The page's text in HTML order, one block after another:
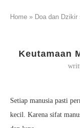
Home » Doa dan Dzikir
Keutamaan
Setiap manusia pasti
kecil. Karena sifat